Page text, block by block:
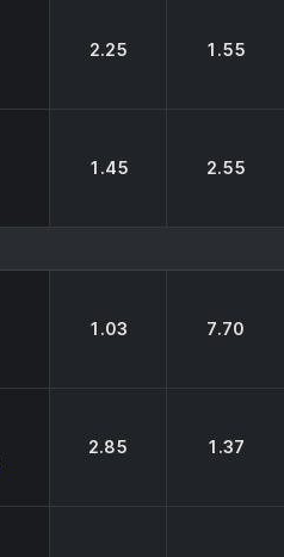
2.25 1.55
1.45 2.55
1.03 7.70
2.85 1.37